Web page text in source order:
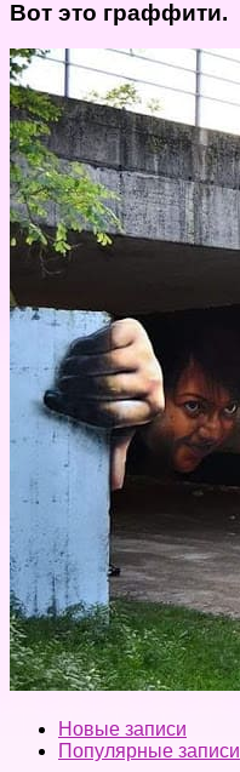
Вот это граффити.
Новые записи
Популярные записи